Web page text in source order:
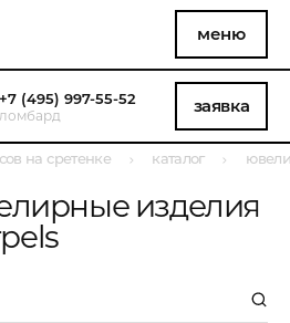
меню
+7 (495) 997-55-52
ломбард заявка
на сретенке каталог
изделия